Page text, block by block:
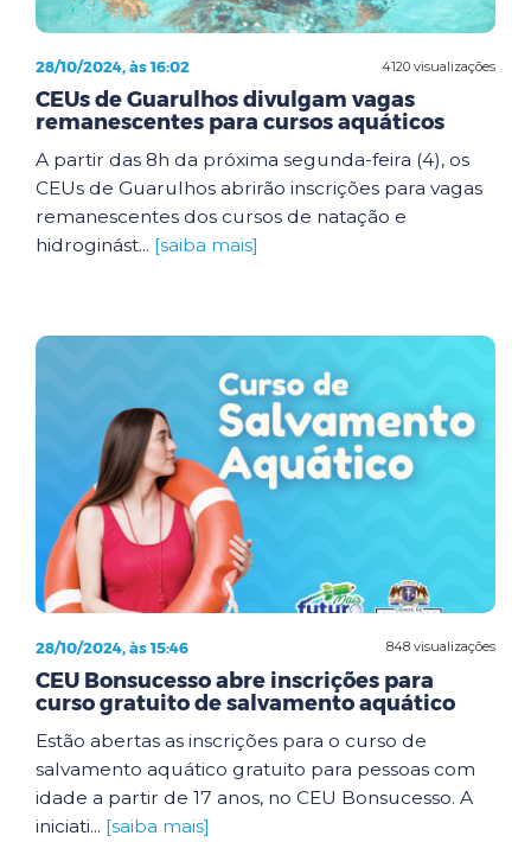
4120 visualizações
28/10/2024, às 16:02
CEUs de Guarulhos divulgam vagas
remanescentes para cursos aquáticos
A partir das 8h da próxima segunda-feira (4), os
CEUs de Guarulhos abrirão inscrições para vagas
remanescentes dos cursos de natação e
hidroginást... [saiba mais]
848 visualizações
28/10/2024, às 15:46
CEU Bonsucesso abre inscrições para
curso gratuito de salvamento aquático
Estão abertas as inscrições para o curso de
salvamento aquático gratuito para pessoas com
idade a partir de 17 anos, no CEU Bonsucesso. A
iniciati... [saiba mais]